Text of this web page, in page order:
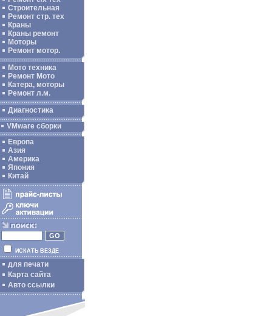
Строительная
Ремонт стр. тех
Краны
Краны ремонт
Моторы
Ремонт мотор.
Мото техника
Ремонт Мото
Катера, моторы
Ремонт л.м.
Диагностика
VMware сборки
Европа
Азия
Америка
Япония
Китай
ИСКАТЬ ВЕЗДЕ
для печати
Карта сайта
Авто ссылки